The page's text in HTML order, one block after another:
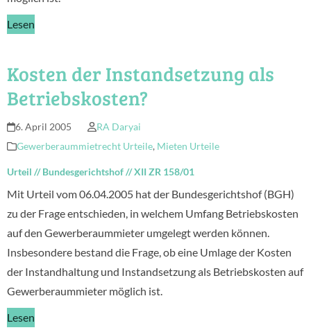
Lesen
Kosten der Instandsetzung als
Betriebskosten?
6. April 2005
RA Daryai
Gewerberaummietrecht Urteile, Mieten Urteile
Urteil //Bundesgerichtshof//XII ZR 158/01
Mit Urteil vom 06.04.2005 hat der Bundesgerichtshof (BGH)
zu der Frage entschieden, in welchem Umfang Betriebskosten
auf den Gewerberaummieter umgelegt werden können.
Insbesondere bestand die Frage, ob eine Umlage der Kosten
der Instandhaltung und Instandsetzung als Betriebskosten auf
Gewerberaummieter möglich ist.
Lesen